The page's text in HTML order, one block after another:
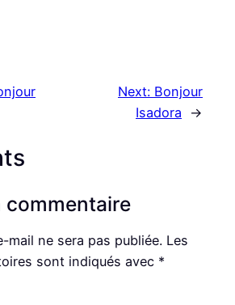
Next: Bonjour
Isadora
→
commentaire
mail ne sera pas publiée. Les
sont indiqués avec *